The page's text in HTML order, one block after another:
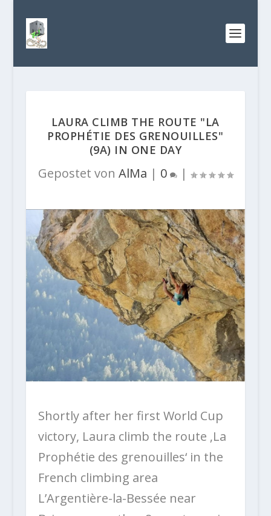
LAURA CLIMB THE ROUTE "LA
PROPHÉTIE DES GRENOUILLES"
(9A) IN ONE DAY
Gepostet von AlMa | 0 |
Shortly after her first World Cup
victory, Laura climb the route ‚La
Prophétie des grenouilles‘ in the
French climbing area
L’Argentière-la-Bessée near